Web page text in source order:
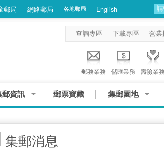
郵局 網路郵局 各地郵局 English
查詢專區 下載專區 營
郵務業務 儲匯業務 壽險業務
郵資訊 郵票寶藏 集郵園地
集郵消息